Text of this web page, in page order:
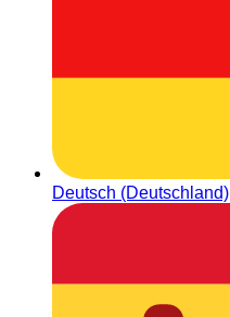
Deutsch (Deutschland)